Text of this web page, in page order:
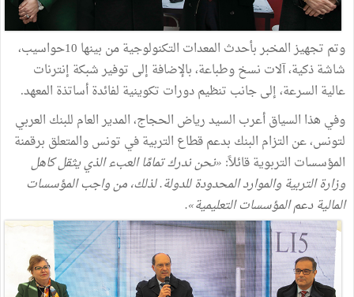
وتم تجهيز المخبر بأحدث المعدات التكنولوجية من بينها 10حواسيب،
شاشة ذكية، آلات نسخ وطباعة، بالإضافة إلى توفير شبكة إنترنات
عالية السرعة، إلى جانب تنظيم دورات تكوينية لفائدة أساتذة المعهد.
وفي هذا السياق أعرب السيد رياض الحجاج، المدير العام للبنك العربي
لتونس، عن التزام البنك بدعم قطاع التربية في تونس والمتعلق برقمنة
المؤسسات التربوية قائلاً: «نحن ندرك تمامًا العبء الذي يثقل كاهل
وزارة التربية والموارد المحدودة للدولة. لذلك، من واجب المؤسسات
المالية دعم المؤسسات التعليمية».